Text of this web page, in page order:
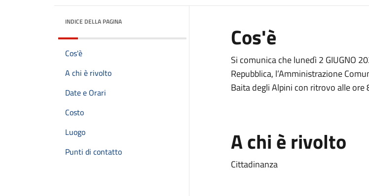
INDICE DELLA PAGINA
Cos'è
A chi è rivolto
Date e Orari
Costo
Luogo
Punti di contatto
Cos'è
Si comunica che lunedì 2 GIUGNO
Repubblica, l’Amministrazione
Baita degli Alpini con ritrovo alle ore
A chi è rivolto
Cittadinanza